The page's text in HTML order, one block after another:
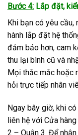
Bước 4: Lắp đặt,
Khi bạn có yêu cầu,
hành lắp đặt hệ
đảm bảo hơn, cam
thu lại bình cũ và
Mọi thắc mắc hoặc
hỏi trực tiếp nhân
Ngay bây giờ, khi
liên hệ với Cửa
2 – Quận 3. Để